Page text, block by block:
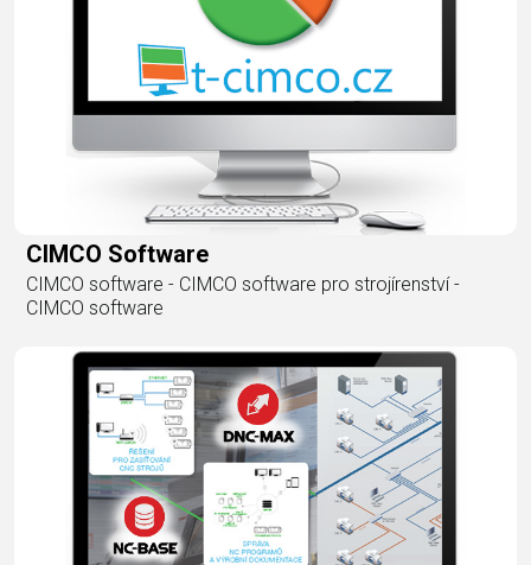
CIMCO Software
CIMCO software - CIMCO software pro strojírenství -
CIMCO software